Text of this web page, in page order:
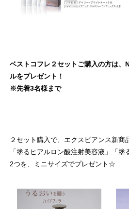
ベストコフレ２セットご購入の方は、
ルをプレゼント！
※先着3名様まで
２セット購入で、エクスビアンス新商
「塗るヒアルロン酸注射美容液」「塗
2つを、ミニサイズでプレゼント☆